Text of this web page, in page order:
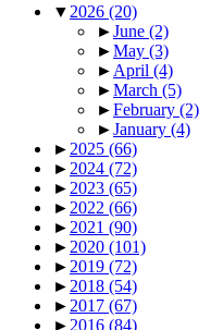
▼ 2026 (20)
►June (2)
►May (3)
► April (4)
►March (5)
►February (2)
►January (4)
► 2025 (66)
► 2024 (72)
► 2023 (65)
► 2022 (66)
► 2021 (90)
► 2020 (101)
► 2019 (72)
► 2018 (54)
► 2017 (67)
► 2016 (84)